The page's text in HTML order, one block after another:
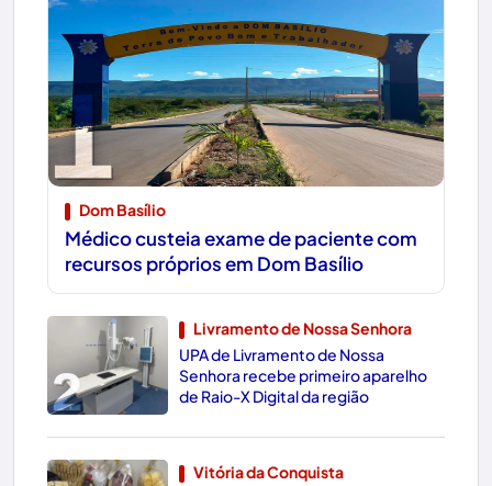
1
Dom Basílio
Médico custeia exame de paciente com
recursos próprios em Dom Basílio
2
Livramento de Nossa Senhora
UPA de Livramento de Nossa
Senhora recebe primeiro aparelho
de Raio-X Digital da região
Vitória da Conquista